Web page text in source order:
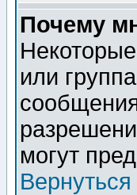
Почему
или
могут